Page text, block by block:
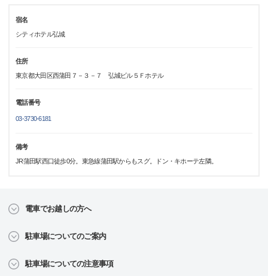
宿名
シティホテル弘城
住所
東京都大田区西蒲田７－３－７ 弘城ビル５Ｆホテル
電話番号
03-3730-6181
備考
JR蒲田駅西口徒歩0分。東急線蒲田駅からもスグ。ドン・キホーテ左隣。
電車でお越しの方へ
駐車場についてのご案内
駐車場についての注意事項